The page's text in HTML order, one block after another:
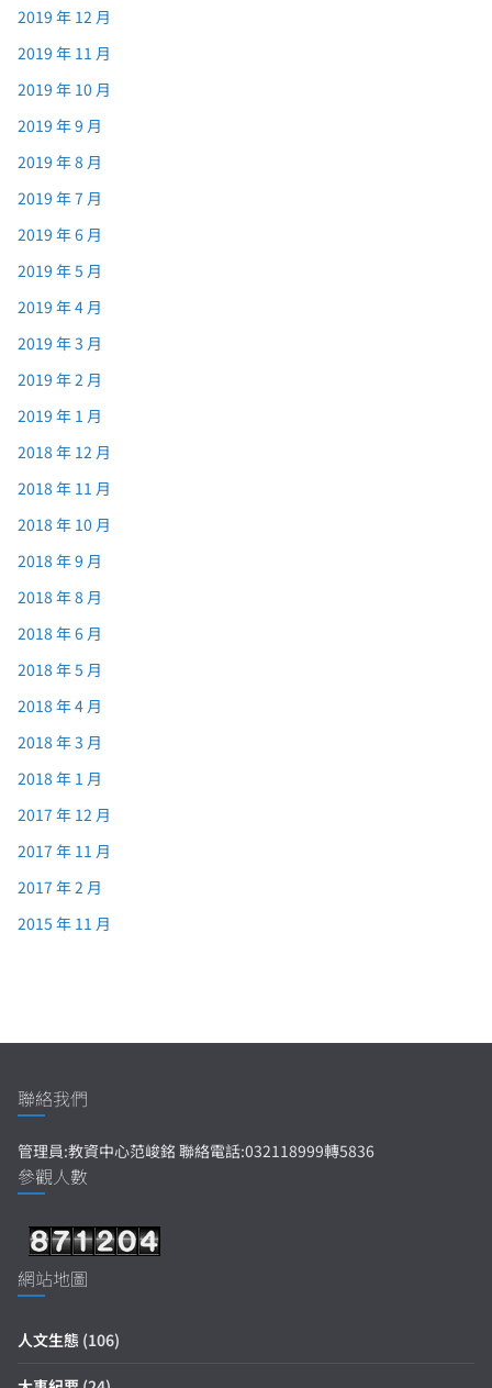
2019 年 12 月
2019 年 11 月
2019 年 10 月
2019 年 9 月
2019 年 8 月
2019 年 7 月
2019 年 6 月
2019 年 5 月
2019 年 4 月
2019 年 3 月
2019 年 2 月
2019 年 1 月
2018 年 12 月
2018 年 11 月
2018 年 10 月
2018 年 9 月
2018 年 8 月
2018 年 6 月
2018 年 5 月
2018 年 4 月
2018 年 3 月
2018 年 1 月
2017 年 12 月
2017 年 11 月
2017 年 2 月
2015 年 11 月
聯絡我們
管理員:教資中心范峻銘 聯絡電話:032118999轉5836
參觀人數
網站地圖
人文生態 (106)